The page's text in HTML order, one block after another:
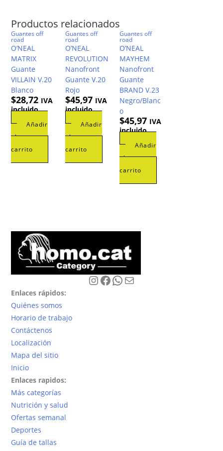
Productos relacionados
Guantes off
road
O’NEAL
MATRIX
Guante
VILLAIN V.20
Blanco
$28,72 IVA
incluido
Añadir
al
carrito
Guantes off
road
O’NEAL
REVOLUTION
Nanofront
Guante V.20
Rojo
$45,97 IVA
incluido
Añadir
al
carrito
Guantes off
road
O’NEAL
MAYHEM
Nanofront
Guante
BRAND V.23
Negro/Blanc
o
$45,97 IVA
incluido
Añadir
al
carrito
Instagram
Facebook
WhatsApp
Correo electrónico
Enlaces rápidos:
Quiénes somos
Horario de trabajo
Contáctenos
Localización
Mapa del sitio
Inicio
Enlaces rapidos:
Más categorías
Nutrición y salud
Ofertas semanal
Deportes
Guía de tallas